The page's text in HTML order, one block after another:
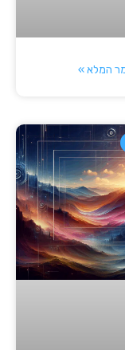
המלא »